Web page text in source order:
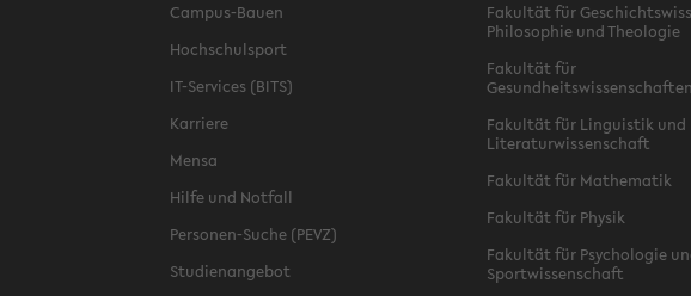
Campus-Bauen
Hochschulsport
IT-Services (BITS)
Karriere
Mensa
Hilfe und Notfall
Personen-Suche (PEVZ)
Studienangebot
Fakultät für
Philosophie und Theologie
Fakultät für
Gesundheitswissenschaften
Fakultät für Linguistik und
Literaturwissenschaft
Fakultät für Mathematik
Fakultät für Physik
Fakultät für Psychologie
Sportwissenschaft